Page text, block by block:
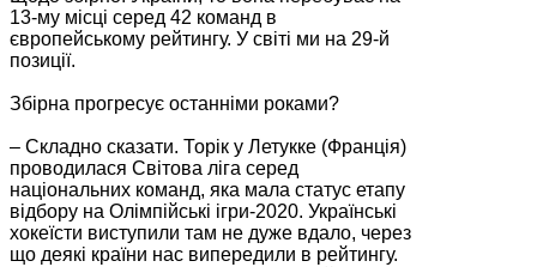
13-му місці серед 42 команд в
європейському рейтингу. У світі ми на 29-й
позиції.
Збірна прогресує останніми роками?
– Складно сказати. Торік у Летукке (Франція)
проводилася Світова ліга серед
національних команд, яка мала статус етапу
відбору на Олімпійські ігри-2020. Українські
хокеїсти виступили там не дуже вдало, через
що деякі країни нас випередили в рейтингу.